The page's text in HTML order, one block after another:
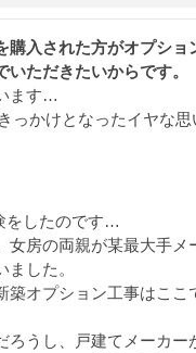
購入された方がオプシ
ただきたいからです。
ます…
っかけとなったイヤな
をしたのです…
女房の両親が某最大手
した。
築オプション工事はこ
ろうし、戸建てメーカ